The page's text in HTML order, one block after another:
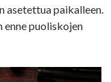
asetettua paikalleen.
puoliskojen